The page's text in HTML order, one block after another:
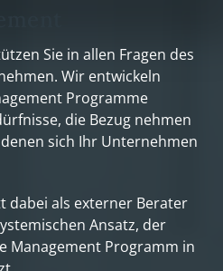
Sie in allen Fragen des
Wir entwickeln
Programme
die Bezug nehmen
sich Ihr Unternehmen
dabei als externer Berater
Ansatz, der
Management Programm in